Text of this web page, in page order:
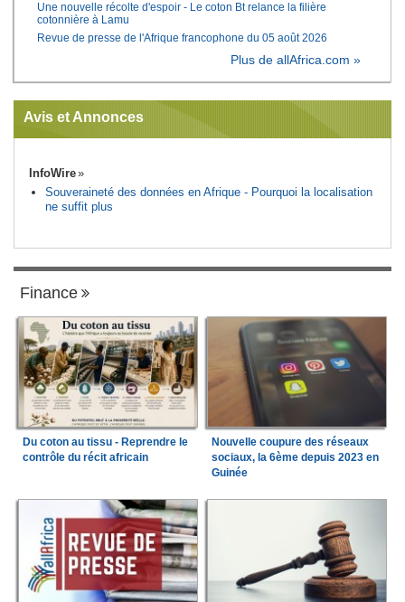
Une nouvelle récolte d'espoir - Le coton Bt relance la filière
cotonnière à Lamu
Revue de presse de l'Afrique francophone du 05 août 2026
Plus de allAfrica.com »
Avis et Annonces
InfoWire
Souveraineté des données en Afrique - Pourquoi la localisation
ne suffit plus
Finance
Du coton au tissu - Reprendre le
contrôle du récit africain
Nouvelle coupure des réseaux
sociaux, la 6ème depuis 2023 en
Guinée